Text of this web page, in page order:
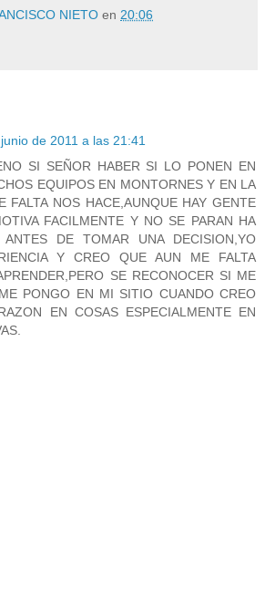
NIETO en 20:06
de 2011 a las 21:41
SI SEÑOR HABER SI LO PONEN EN
EQUIPOS EN MONTORNES Y EN LA
FALTA NOS HACE,AUNQUE HAY GENTE
FACILMENTE Y NO SE PARAN HA
ANTES DE TOMAR UNA DECISION,YO
Y CREO QUE AUN ME FALTA
SE RECONOCER SI ME
PONGO EN MI SITIO CUANDO CREO
EN COSAS ESPECIALMENTE EN